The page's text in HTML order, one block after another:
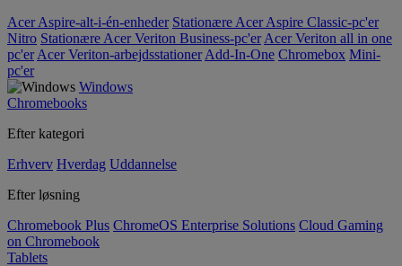
Acer Aspire-alt-i-én-enheder Stationære Acer Aspire Classic-pc'er
Nitro Stationære Acer Veriton Business-pc'er Acer Veriton all in one
pc'er Acer Veriton-arbejdsstationer Add-In-One Chromebox Mini-
pc'er
Windows
Chromebooks
Efter kategori
Erhverv Hverdag Uddannelse
Efter løsning
Chromebook Plus ChromeOS Enterprise Solutions Cloud Gaming
on Chromebook
Tablets